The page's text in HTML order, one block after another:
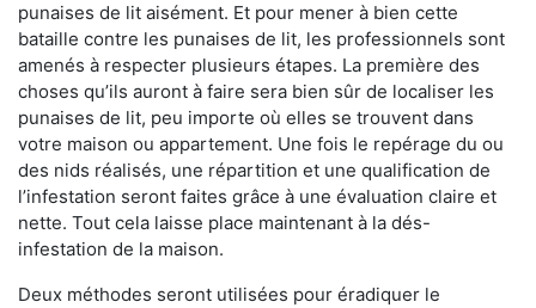
punaises de lit aisément. Et pour mener à bien cette
bataille contre les punaises de lit, les professionnels sont
amenés à respecter plusieurs étapes. La première des
choses qu’ils auront à faire sera bien sûr de localiser les
punaises de lit, peu importe où elles se trouvent dans
votre maison ou appartement. Une fois le repérage du ou
des nids réalisés, une répartition et une qualification de
l’infestation seront faites grâce à une évaluation claire et
nette. Tout cela laisse place maintenant à la dés-
infestation de la maison.
Deux méthodes seront utilisées pour éradiquer le